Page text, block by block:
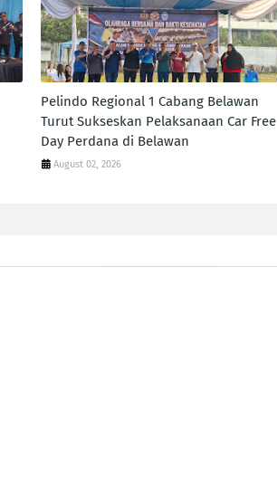
Pelindo Regional 1 Cabang Belawan
Turut Sukseskan Pelaksanaan Car Free
Day Perdana di Belawan
August 02, 2026